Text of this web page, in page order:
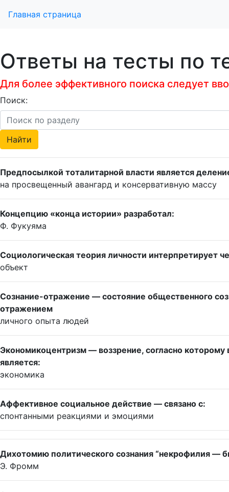
Главная страница
Ответы на тесты по
Для более эффективного поиска следует
Поиск:
Предпосылкой тоталитарной власти является
на просвещенный авангард и консервативную массу
Концепцию «конца истории» разработал:
Ф. Фукуяма
Социологическая теория личности интерпретирует
объект
Сознание-отражение — состояние общественного
отражением
личного опыта людей
Экономикоцентризм — воззрение, согласно
является:
экономика
Аффективное социальное действие — связано с:
спонтанными реакциями и эмоциями
Дихотомию политического сознания “некрофилия —
Э. Фромм